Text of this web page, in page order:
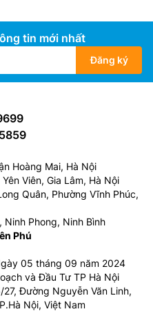
tin mới nhất
Đăng ký
Hoàng Mai, Hà Nội
Viên, Gia Lâm, Hà Nội
Quân, Phường Vĩnh Phúc,
Ninh Phong, Ninh Bình
Phú
05 tháng 09 năm 2024
và Đầu Tư TP Hà Nội
Đường Nguyễn Văn Linh,
Nội, Việt Nam